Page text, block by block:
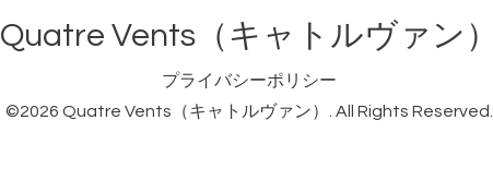
Quatre Vents（キャトルヴァン）
プライバシーポリシー
©2026 Quatre Vents（キャトルヴァン） . All Rights Reserved.